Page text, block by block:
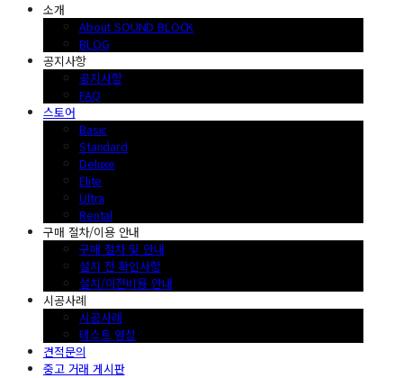
소개
About SOUND BLOCK
BLOG
공지사항
공지사항
FAQ
스토어
Basic
Standard
Deluxe
Elite
Ultra
Rental
구매 절차/이용 안내
구매 절차 및 안내
설치 전 확인사항
설치/이전비용 안내
시공사례
시공사례
테스트 영상
견적문의
중고 거래 게시판